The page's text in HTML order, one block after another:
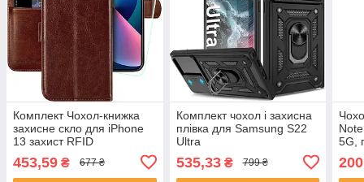
Комплект Чохол-книжка
захисне скло для iPhone
13 захист RFID
453,59 ₴ 677 ₴
Комплект чохол і захисна
плівка для Samsung S22
Ultra
535,33₴ 799 ₴
5G,